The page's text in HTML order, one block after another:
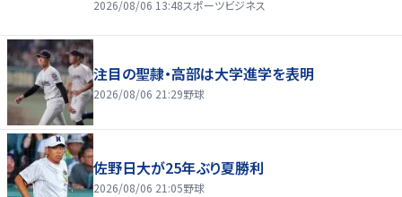
2026/08/06 13:48スポーツビジネス
注目の聖隷・高部は大学進学を表明
2026/08/06 21:29野球
佐野日大が25年ぶり夏勝利
2026/08/06 21:05野球